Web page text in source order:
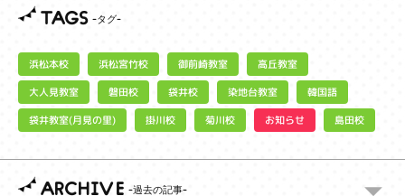
TAGS
浜松本校 浜松宮竹校 御前崎教室 高丘教室
大人見教室 磐田校 袋井校 染地台教室 韓国語
袋井教室(月見の里) 掛川校 菊川校 お知らせ 島田校
ARCHIVE